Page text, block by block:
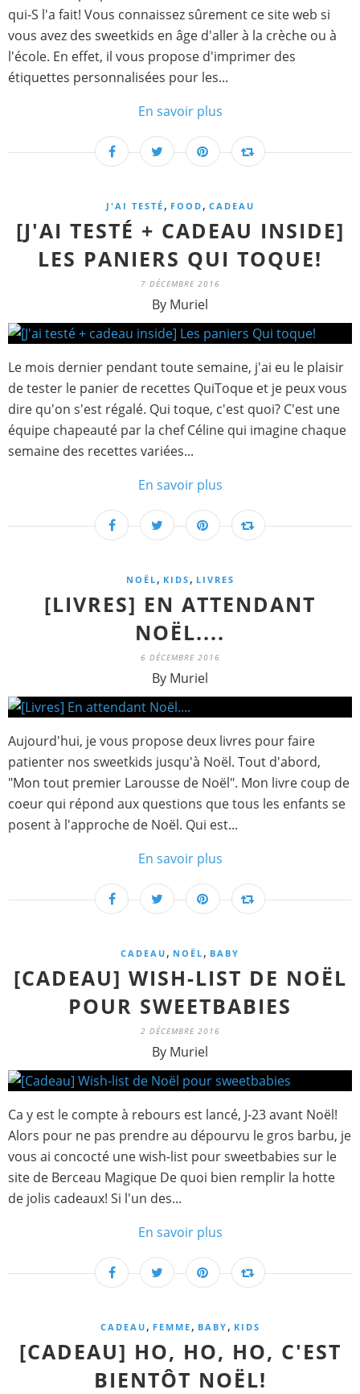
qui-S l'a fait! Vous connaissez sûrement ce site web si
vous avez des sweetkids en âge d'aller à la crèche ou à
l'école. En effet, il vous propose d'imprimer des
étiquettes personnalisées pour les...
En savoir plus
J'AI TESTÉ , FOOD , CADEAU
[J'AI TESTÉ + CADEAU INSIDE]
LES PANIERS QUI TOQUE!
7 DÉCEMBRE 2016
By Muriel
Le mois dernier pendant toute semaine, j'ai eu le plaisir
de tester le panier de recettes QuiToque et je peux vous
dire qu'on s'est régalé. Qui toque, c'est quoi? C'est une
équipe chapeauté par la chef Céline qui imagine chaque
semaine des recettes variées...
En savoir plus
NOËL , KIDS , LIVRES
[LIVRES] EN ATTENDANT
NOËL....
6 DÉCEMBRE 2016
By Muriel
Aujourd'hui, je vous propose deux livres pour faire
patienter nos sweetkids jusqu'à Noël. Tout d'abord,
"Mon tout premier Larousse de Noël". Mon livre coup de
coeur qui répond aux questions que tous les enfants se
posent à l'approche de Noël. Qui est...
En savoir plus
CADEAU , NOËL , BABY
[CADEAU] WISH-LIST DE NOËL
POUR SWEETBABIES
2 DÉCEMBRE 2016
By Muriel
Ca y est le compte à rebours est lancé, J-23 avant Noël!
Alors pour ne pas prendre au dépourvu le gros barbu, je
vous ai concocté une wish-list pour sweetbabies sur le
site de Berceau Magique De quoi bien remplir la hotte
de jolis cadeaux! Si l'un des...
En savoir plus
CADEAU , FEMME , BABY , KIDS
[CADEAU] HO, HO, HO, C'EST
BIENTÔT NOËL!